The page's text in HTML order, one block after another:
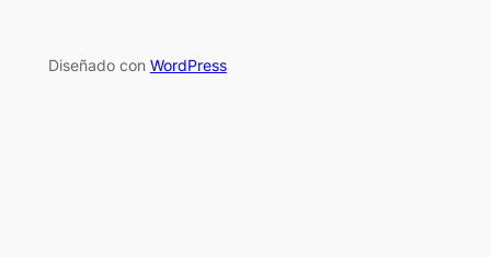
Diseñado con WordPress